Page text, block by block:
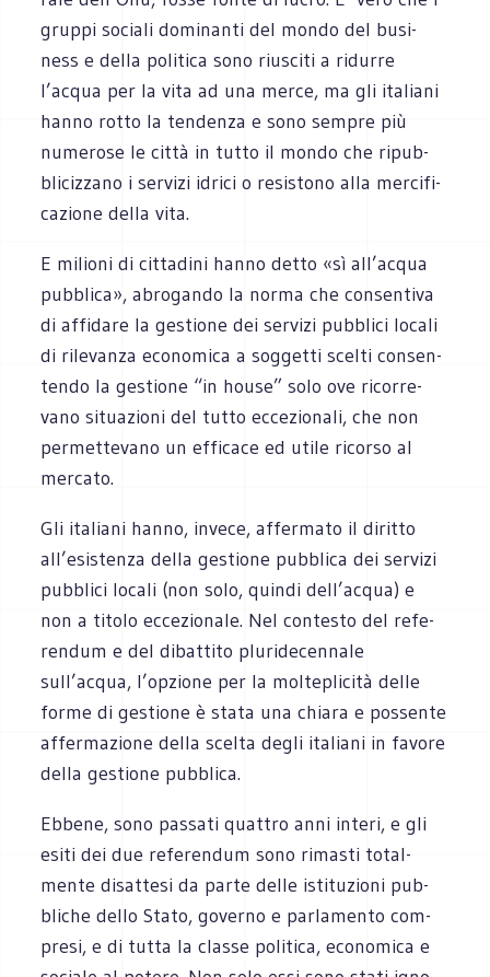
gruppi sociali domi­nanti del mondo del busi­
ness e della poli­tica sono riu­sciti a ridurre
l’acqua per la vita ad una merce, ma gli ita­liani
hanno rotto la ten­denza e sono sem­pre più
nume­rose le città in tutto il mondo che ripub­
bli­ciz­zano i ser­vizi idrici o resi­stono alla mer­ci­fi­
ca­zione della vita.
E milioni di cit­ta­dini hanno detto «sì all’acqua
pub­blica», abro­gando la norma che con­sen­tiva
di affi­dare la gestione dei ser­vizi pub­blici locali
di rile­vanza eco­no­mica a sog­getti scelti con­sen­
tendo la gestione “in house” solo ove ricor­re­
vano situa­zioni del tutto ecce­zio­nali, che non
per­met­te­vano un effi­cace ed utile ricorso al
mercato.
Gli ita­liani hanno, invece, affer­mato il diritto
all’esistenza della gestione pub­blica dei ser­vizi
pub­blici locali (non solo, quindi dell’acqua) e
non a titolo ecce­zio­nale. Nel con­te­sto del refe­
ren­dum e del dibat­tito plu­ri­de­cen­nale
sull’acqua, l’opzione per la mol­te­pli­cità delle
forme di gestione è stata una chiara e pos­sente
affer­ma­zione della scelta degli ita­liani in favore
della gestione pubblica.
Ebbene, sono pas­sati quat­tro anni interi, e gli
esiti dei due refe­ren­dum sono rima­sti total­
mente disat­tesi da parte delle isti­tu­zioni pub­
bli­che dello Stato, governo e par­la­mento com­
presi, e di tutta la classe poli­tica, eco­no­mica e